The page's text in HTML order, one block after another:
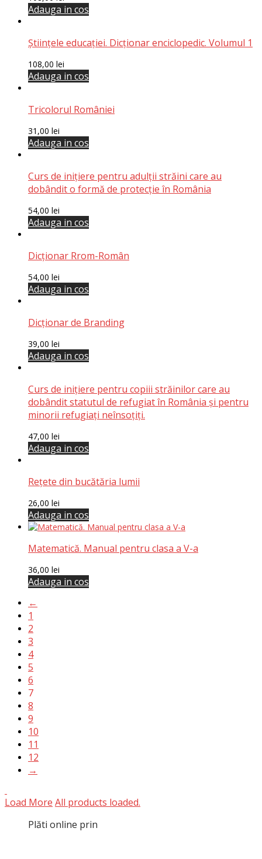
Adauga in cos
Științele educației. Dicționar enciclopedic. Volumul 1
108,00 lei
Adauga in cos
Tricolorul României
31,00 lei
Adauga in cos
Curs de inițiere pentru adulții străini care au
dobândit o formă de protecție în România
54,00 lei
Adauga in cos
Dicționar Rrom-Român
54,00 lei
Adauga in cos
Dicționar de Branding
39,00 lei
Adauga in cos
Curs de inițiere pentru copiii străinilor care au
dobândit statutul de refugiat în România și pentru
minorii refugiați neînsoțiți.
47,00 lei
Adauga in cos
Rețete din bucătăria lumii
26,00 lei
Adauga in cos
Matematică. Manual pentru clasa a V-a
36,00 lei
Adauga in cos
←
1
2
3
4
5
6
7
8
9
10
11
12
→
Load More All products loaded.
Plăti online prin